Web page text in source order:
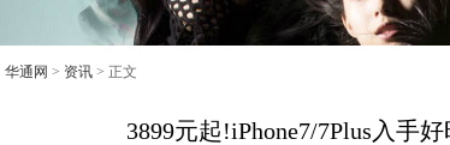
华通网 > 资讯 > 正文
3899元起!iPhone7/7Plus入手